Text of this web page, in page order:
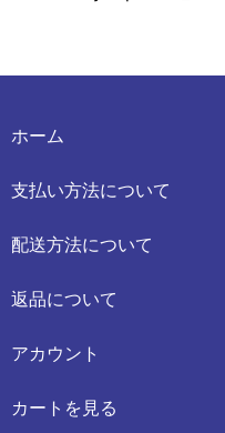
ホーム
支払い方法について
配送方法について
返品について
アカウント
カートを見る